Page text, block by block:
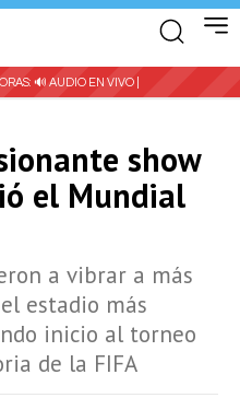
🔊 AUDIO EN VIVO |
show
el Mundial
a vibrar a más
estadio más
inicio al torneo
de la FIFA